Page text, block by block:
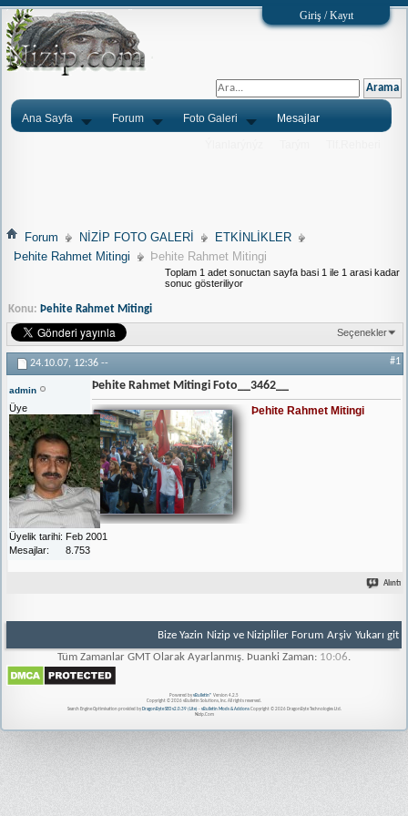
Giriş / Kayıt
Ana Sayfa Forum Foto Galeri Mesajlar
Forum NİZİP FOTO GALERİ
ETKİNLİKLER
Þehite Rahmet Mitingi
Þehite Rahmet Mitingi
Toplam 1 adet sonuctan sayfa basi 1 ile 1 arasi kadar
sonuc gösteriliyor
Konu: Þehite Rahmet Mitingi
Seçenekler
24.10.07, 12:36 -- #1
admin
Üye
Üyelik tarihi Feb 2001
Mesajlar
8.753
Þehite Rahmet Mitingi Foto__3462__
Þehite Rahmet Mitingi
Alıntı
Bize Yazin Nizip ve Nizipliler Forum Arşiv Yukarı git
Tüm Zamanlar GMT Olarak Ayarlanmış. Þuanki Zaman: 10:06.
Powered by vBulletin® Version 4.2.5
Copyright © 2026 vBulletin Solutions, Inc. All rights reserved.
Search Engine Optimisation provided by DragonByte SEO v2.0.39 (Lite)- vBulletin Mods & AddonsCopyright © 2026 DragonByte Technologies Ltd.
Nizip.Com